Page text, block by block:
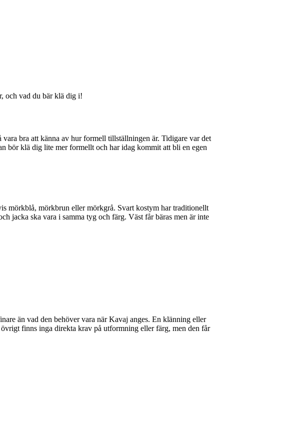
och vad du bär klä dig i!
bra att känna av hur formell tillställningen är. Tidigare var det
bör klä dig lite mer formellt och har idag kommit att bli en egen
mörkblå, mörkbrun eller mörkgrå. Svart kostym har traditionellt
jacka ska vara i samma tyg och färg. Väst får bäras men är inte
än vad den behöver vara när Kavaj anges. En klänning eller
finns inga direkta krav på utformning eller färg, men den får